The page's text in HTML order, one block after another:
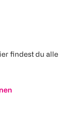
findest du alle